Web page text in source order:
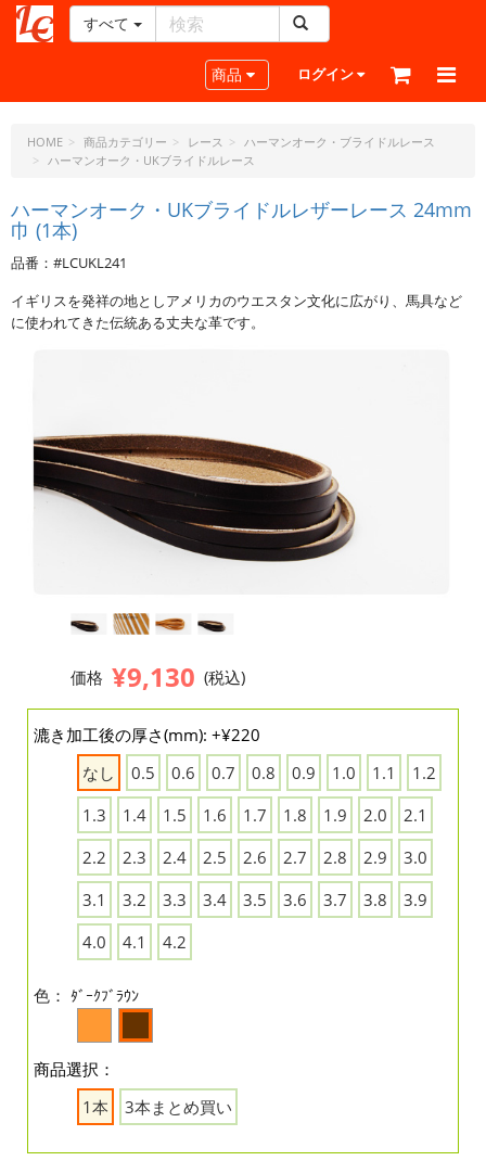
ー
ラ
フ
ド
ッ
ト・
ェ
ー
すべて
Toggle navigation
商品 ログイン
HOME 商品カテゴリー レース
ハーマンオーク・ブライドルレース
ハーマンオーク・UKブライドルレース
ハーマンオーク・UKブライドルレザーレース 24mm
巾 (1本)
品番：#LCUKL241
イギリスを発祥の地としアメリカのウエスタン文化に広がり、馬具など
に使われてきた伝統ある丈夫な革です。
価格 ¥9,130 (税込)
漉き加工後の厚さ(mm): +¥220
なし
0.5 0.6 0.7 0.8 0.9 1.0 1.1
1.2
1.3
1.4 1.5 1.6 1.7 1.8 1.9 2.0
2.1
2.2
2.3 2.4 2.5 2.6 2.7 2.8 2.9
3.0
3.1
3.2 3.3 3.4 3.5 3.6 3.7 3.8
3.9
4.0
4.1 4.2
色： ﾀﾞｰｸﾌﾞﾗｳﾝ
商品選択：
1本
3本まとめ買い